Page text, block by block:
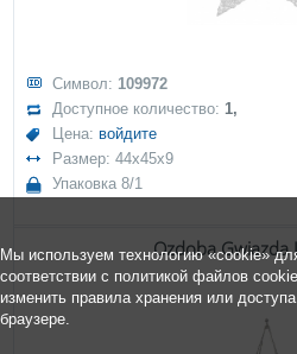
Символ: 109972
Доступное количество:1,
Цена: войдите
Размер: 44x45x9
Упаковка 8/1
Ozdoba Gwiazda
Мы используем технологию «cookie»
соответствии с политикой файлов
изменить правила хранения или
браузере.